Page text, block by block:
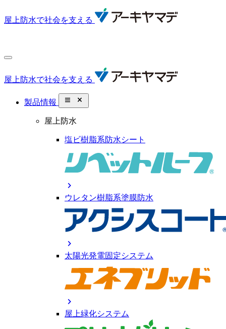
屋上防水で社会を支える
屋上防水で社会を支える
製品情報 close_small
屋上防水
塩ビ樹脂系防水シート
chevron_right
ウレタン樹脂系塗膜防水
chevron_right
太陽光発電固定システム
chevron_right
屋上緑化システム